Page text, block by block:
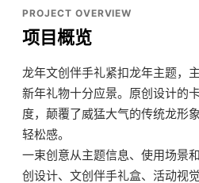
PROJECT OVERVIEW
项目概览
龙年文创伴手礼紧扣龙年主题，
新年礼物十分应景。原创设计的
度，颠覆了威猛大气的传统龙形
轻松感。
一束创意从主题信息、使用场景
创设计、文创伴手礼盒、活动视